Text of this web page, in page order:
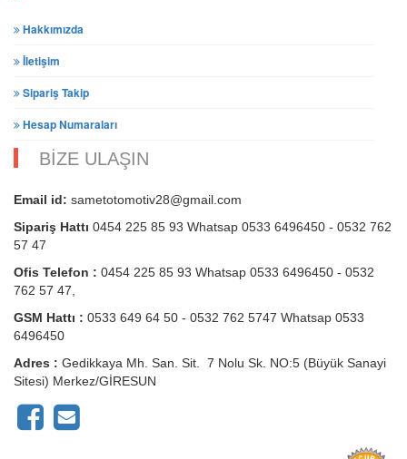
Hakkımızda
İletişim
Sipariş Takip
Hesap Numaraları
BİZE ULAŞIN
Email id: sametotomotiv28@gmail.com
Sipariş Hattı 0454 225 85 93 Whatsap 0533 6496450 - 0532 762
57 47
Ofis Telefon : 0454 225 85 93 Whatsap 0533 6496450 - 0532
762 57 47,
GSM Hattı : 0533 649 64 50 - 0532 762 5747 Whatsap 0533
6496450
Adres : Gedikkaya Mh. San. Sit. 7 Nolu Sk. NO:5 (Büyük Sanayi
Sitesi) Merkez/GİRESUN